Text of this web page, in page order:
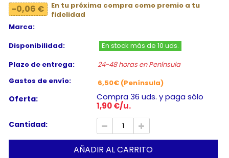
-0,06 €
En tu próxima compra como premio a tu
fidelidad
Marca:
Disponibilidad:
En stock más de 10 uds.
Plazo de entrega:
24-48 horas en Península
Gastos de envío:
6,50€ (Península)
Oferta:
Compra 36 uds. y paga sólo
1,90 €/u.
Cantidad:
AÑADIR AL CARRITO